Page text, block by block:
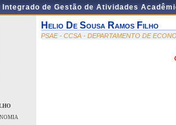
Integrado de Gestão de Atividades
Helio De Sousa Ramos Filho
PSAE - CCSA - DEPARTAMENTO DE